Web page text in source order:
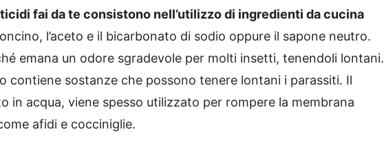
fai da te consistono nell’utilizzo di ingredienti da cucina
l’aceto e il bicarbonato di sodio oppure il sapone neutro.
emana un odore sgradevole per molti insetti, tenendoli lontani.
contiene sostanze che possono tenere lontani i parassiti. Il
in acqua, viene spesso utilizzato per rompere la membrana
afidi e cocciniglie.